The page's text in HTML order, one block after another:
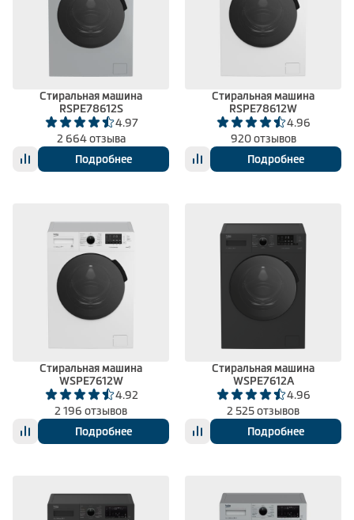
Климатическая техника
Сравнить
Стиральная машина
RSPE78612S
4.97
2 664 отзыва
Подробнее
Стиральная машина
RSPE78612W
4.96
920 отзывов
Подробнее
Стиральная машина
WSPE7612W
4.92
2 196 отзывов
Подробнее
Стиральная машина
WSPE7612A
4.96
2 525 отзывов
Подробнее